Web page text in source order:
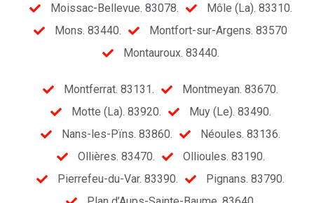
Moissac-Bellevue. 83078.
Môle (La). 83310.
Mons. 83440.
Montfort-sur-Argens. 83570
Montauroux. 83440.
Montferrat. 83131.
Montmeyan. 83670.
Motte (La). 83920.
Muy (Le). 83490.
Nans-les-Pïns. 83860.
Néoules. 83136.
Ollières. 83470.
Ollioules. 83190.
Pierrefeu-du-Var. 83390.
Pignans. 83790.